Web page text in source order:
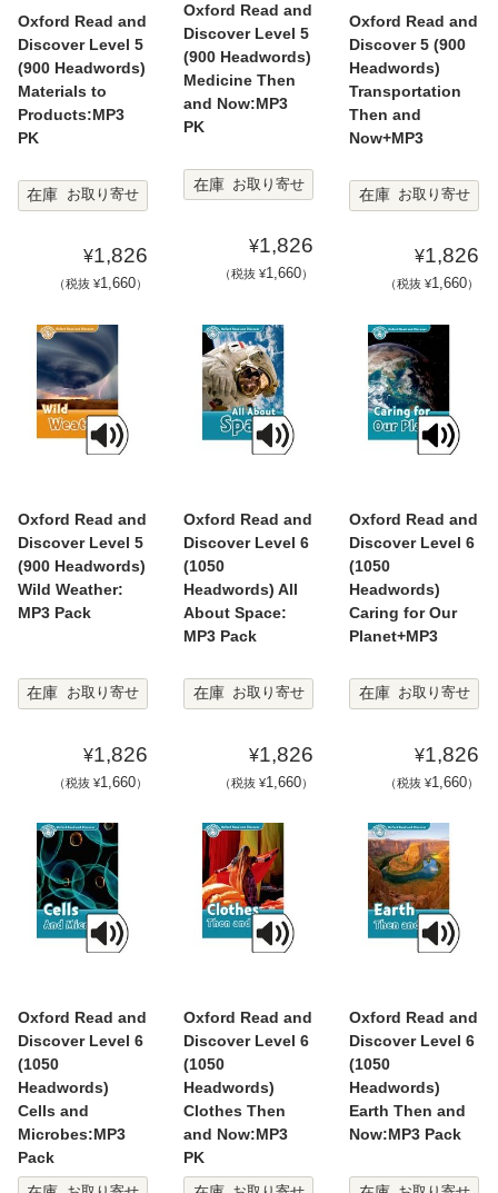
Oxford Read and
Discover Level 5
(900 Headwords)
Materials to
Products:MP3
PK
在庫 お取り寄せ
¥1,826
（税抜 ¥1,660）
Oxford Read and
Discover Level 5
(900 Headwords)
Medicine Then
and Now:MP3
PK
在庫 お取り寄せ
¥1,826
（税抜 ¥1,660）
Oxford Read and
Discover 5 (900
Headwords)
Transportation
Then and
Now+MP3
在庫 お取り寄せ
¥1,826
（税抜 ¥1,660）
Oxford Read and
Discover Level 5
(900 Headwords)
Wild Weather:
MP3 Pack
在庫 お取り寄せ
¥1,826
（税抜 ¥1,660）
Oxford Read and
Discover Level 6
(1050
Headwords) All
About Space:
MP3 Pack
在庫 お取り寄せ
¥1,826
（税抜 ¥1,660）
Oxford Read and
Discover Level 6
(1050
Headwords)
Caring for Our
Planet+MP3
在庫 お取り寄せ
¥1,826
（税抜 ¥1,660）
Oxford Read and
Discover Level 6
(1050
Headwords)
Cells and
Microbes:MP3
Pack
Oxford Read and
Discover Level 6
(1050
Headwords)
Clothes Then
and Now:MP3
PK
Oxford Read and
Discover Level 6
(1050
Headwords)
Earth Then and
Now:MP3 Pack